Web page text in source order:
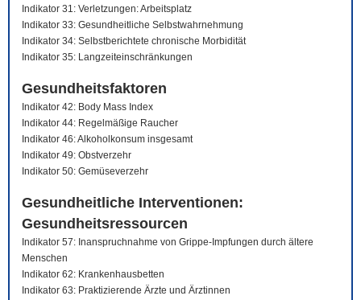
Indikator 31: Verletzungen: Arbeitsplatz
Indikator 33: Gesundheitliche Selbstwahrnehmung
Indikator 34: Selbstberichtete chronische Morbidität
Indikator 35: Langzeiteinschränkungen
Gesundheitsfaktoren
Indikator 42: Body Mass Index
Indikator 44: Regelmäßige Raucher
Indikator 46: Alkoholkonsum insgesamt
Indikator 49: Obstverzehr
Indikator 50: Gemüseverzehr
Gesundheitliche Interventionen:
Gesundheitsressourcen
Indikator 57: Inanspruchnahme von Grippe-Impfungen durch ältere
Menschen
Indikator 62: Krankenhausbetten
Indikator 63: Praktizierende Ärzte und Ärztinnen